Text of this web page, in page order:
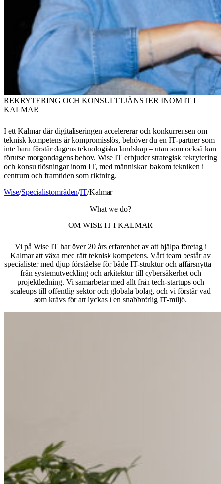
REKRYTERING OCH KONSULTTJÄNSTER INOM IT I
KALMAR
I ett Kalmar där digitaliseringen accelererar och konkurrensen om
teknisk kompetens är kompromisslös, behöver du en IT-partner som
inte bara förstår dagens teknologiska landskap – utan som också kan
förutse morgondagens behov. Wise IT erbjuder strategisk rekrytering
och konsultlösningar inom IT, med människan bakom tekniken i
centrum och framtiden som riktning.
Wise/Specialistområden/IT/Kalmar
What we do?
OM WISE IT I KALMAR
Vi på Wise IT har över 20 års erfarenhet av att hjälpa företag i
Kalmar att växa med rätt teknisk kompetens. Vårt team består av
specialister med djup förståelse för både IT-struktur och affärsnytta –
från systemutveckling och arkitektur till cybersäkerhet och
projektledning. Vi samarbetar med allt från tech-startups och
scaleups till offentlig sektor och globala bolag, och vi förstår vad
som krävs för att lyckas i en snabbrörlig IT-miljö.